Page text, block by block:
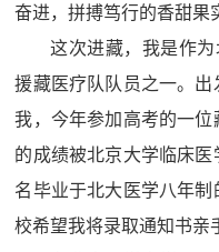
奋进，拼搏笃行的香甜果
这次进藏，我是作为
援藏医疗队队员之一。
我，今年参加高考的一
的成绩被北京大学临床
名毕业于北大医学八年
校希望我将录取通知书亲